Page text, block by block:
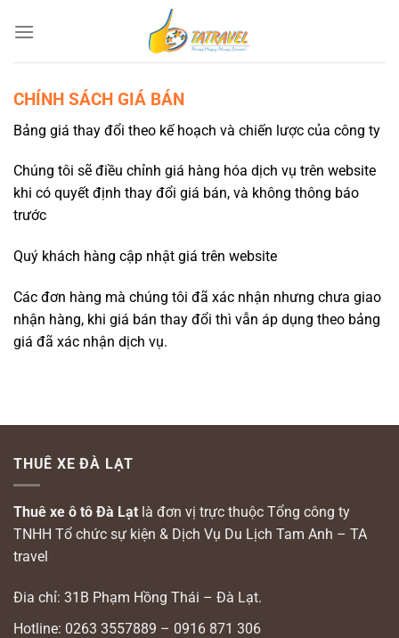
qua
CHÍNH SÁCH GIÁ BÁN
Bảng giá thay đổi theo kế hoạch và chiến lược của công ty
Chúng tôi sẽ điều chỉnh giá hàng hóa dịch vụ trên website
khi có quyết định thay đổi giá bán, và không thông báo
trước
Quý khách hàng cập nhật giá trên website
Các đơn hàng mà chúng tôi đã xác nhận nhưng chưa giao
nhận hàng, khi giá bán thay đổi thì vẫn áp dụng theo bảng
giá đã xác nhận dịch vụ.
THUÊ XE ĐÀ LẠT
Thuê xe ô tô Đà Lạt là đơn vị trực thuộc Tổng công ty
TNHH Tổ chức sự kiện & Dịch Vụ Du Lịch Tam Anh – TA
travel
Đia chỉ: 31B Phạm Hồng Thái – Đà Lạt.
Hotline: 0263 3557889 – 0916 871 306